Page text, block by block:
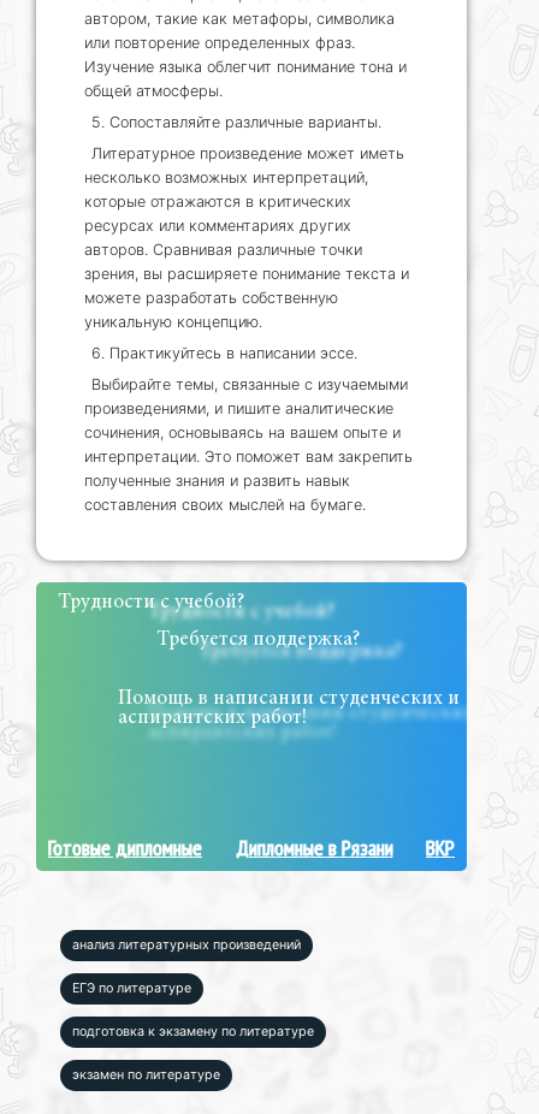
автором, такие как метафоры, символика
или повторение определенных фраз.
Изучение языка облегчит понимание тона и
общей атмосферы.
5. Сопоставляйте различные варианты.
Литературное произведение может иметь
несколько возможных интерпретаций,
которые отражаются в критических
ресурсах или комментариях других
авторов. Сравнивая различные точки
зрения, вы расширяете понимание текста и
можете разработать собственную
уникальную концепцию.
6. Практикуйтесь в написании эссе.
Выбирайте темы, связанные с изучаемыми
произведениями, и пишите аналитические
сочинения, основываясь на вашем опыте и
интерпретации. Это поможет вам закрепить
полученные знания и развить навык
составления своих мыслей на бумаге.
Трудности с учебой?
Требуется поддержка?
Помощь в написании студенческих и
аспирантских работ!
Готовые дипломные Дипломные в Рязани ВКР
анализ литературных произведений
ЕГЭ по литературе
подготовка к экзамену по литературе
экзамен по литературе